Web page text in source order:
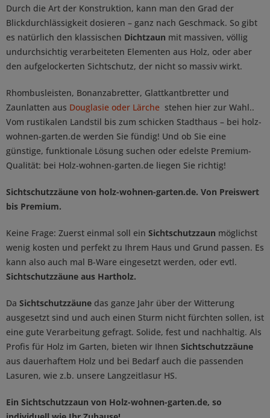
Durch die Art der Konstruktion, kann man den Grad der
Blickdurchlässigkeit dosieren – ganz nach Geschmack. So gibt
es natürlich den klassischen Dichtzaun mit massiven, völlig
undurchsichtig verarbeiteten Elementen aus Holz, oder aber
den aufgelockerten Sichtschutz, der nicht so massiv wirkt.
Rhombusleisten, Bonanzabretter, Glattkantbretter und
Zaunlatten aus Douglasie oder Lärche stehen hier zur Wahl..
Vom rustikalen Landstil bis zum schicken Stadthaus – bei holz-
wohnen-garten.de werden Sie fündig! Und ob Sie eine
günstige, funktionale Lösung suchen oder edelste Premium-
Qualität: bei Holz-wohnen-garten.de liegen Sie richtig!
Sichtschutzzäune von holz-wohnen-garten.de. Von Preiswert
bis Premium.
Keine Frage: Zuerst einmal soll ein Sichtschutzzaun möglichst
wenig kosten und perfekt zu Ihrem Haus und Grund passen. Es
kann also auch mal B-Ware eingesetzt werden, oder evtl.
Sichtschutzzäune aus Hartholz.
Da Sichtschutzzäune das ganze Jahr über der Witterung
ausgesetzt sind und auch einen Sturm nicht fürchten sollen, ist
eine gute Verarbeitung gefragt. Solide, fest und nachhaltig. Als
Profis für Holz im Garten, bieten wir Ihnen Sichtschutzzäune
aus dauerhaftem Holz und bei Bedarf auch die passenden
Lasuren, wie z.b. unsere Langzeitlasur HS.
Ein Sichtschutzzaun von Holz-wohnen-garten.de, so